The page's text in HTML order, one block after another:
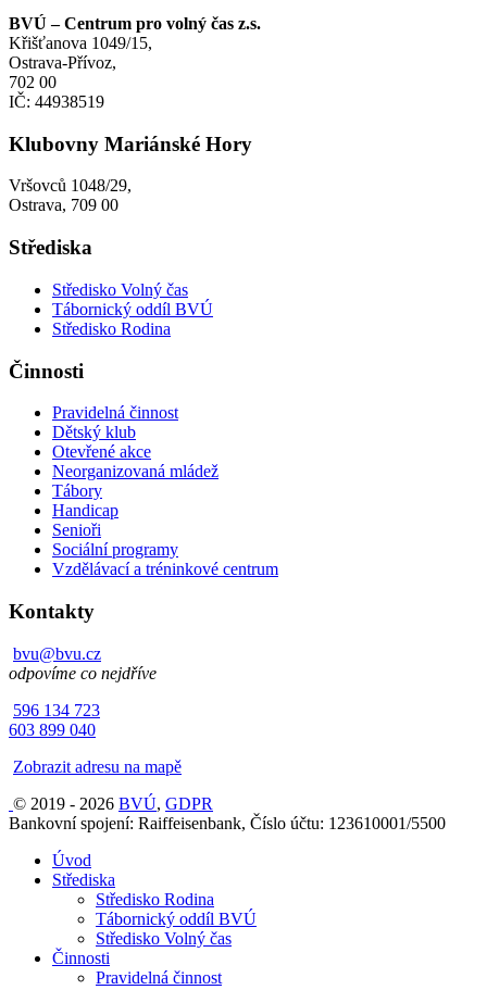
BVÚ – Centrum pro volný čas z.s.
Křišťanova 1049/15,
Ostrava-Přívoz,
702 00
IČ: 44938519
Klubovny Mariánské Hory
Vršovců 1048/29,
Ostrava, 709 00
Střediska
Středisko Volný čas
Tábornický oddíl BVÚ
Středisko Rodina
Činnosti
Pravidelná činnost
Dětský klub
Otevřené akce
Neorganizovaná mládež
Tábory
Handicap
Senioři
Sociální programy
Vzdělávací a tréninkové centrum
Kontakty
bvu@bvu.cz
odpovíme co nejdříve
596 134 723
603 899 040
Zobrazit adresu na mapě
© 2019 - 2026 BVÚ, GDPR
Bankovní spojení: Raiffeisenbank, Číslo účtu: 123610001/5500
Úvod
Střediska
Středisko Rodina
Tábornický oddíl BVÚ
Středisko Volný čas
Činnosti
Pravidelná činnost